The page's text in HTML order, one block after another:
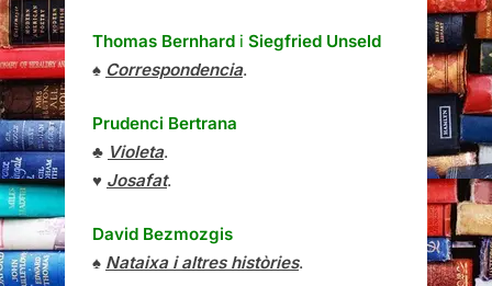
Thomas Bernhard i Siegfried Unseld
♠ Correspondencia.
Prudenci Bertrana
♣ Violeta.
♥ Josafat.
David Bezmozgis
♠ Nataixa i altres històries.